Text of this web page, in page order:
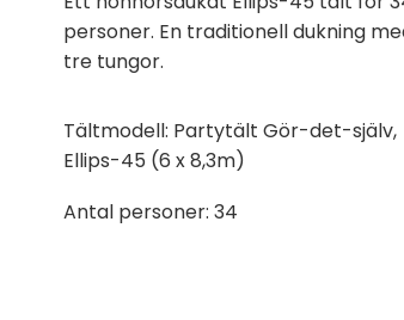
personer. En traditionell dukning
tre tungor.
Tältmodell: Partytält Gör-det-själv,
Ellips-45 (6 x 8,3m)
Antal personer: 34